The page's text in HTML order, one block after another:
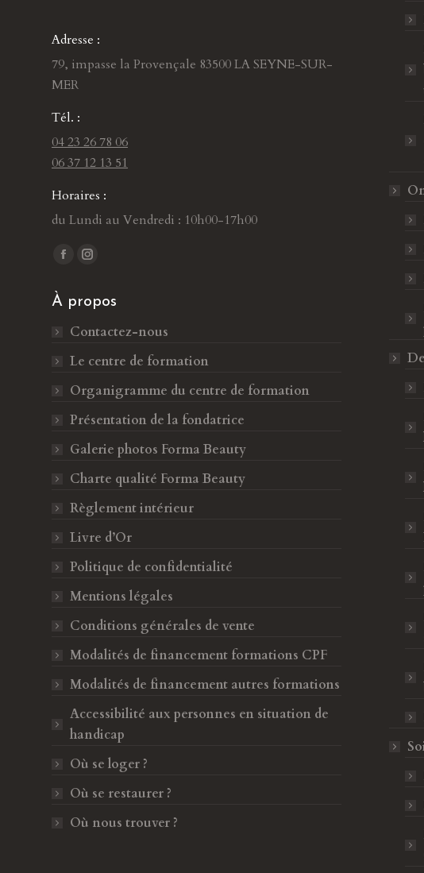
Adresse :
79, impasse la Provençale 83500 LA SEYNE-SUR-
MER
Tél. :
04 23 26 78 06
06 37 12 13 51
Horaires :
du Lundi au Vendredi : 10h00-17h00
Trouvez nous sur :
L
p
e
o
k
n
n
L
p
e
I
s
t
r
s
'
u
v
d
a
n
u
n
À propos
Contactez-nous
Le centre de formation
Organigramme du centre de formation
Présentation de la fondatrice
Galerie photos Forma Beauty
Charte qualité Forma Beauty
Règlement intérieur
Livre d’Or
Politique de confidentialité
Mentions légales
Conditions générales de vente
Modalités de financement formations CPF
Modalités de financement autres formations
Accessibilité aux personnes en situation de
handicap
Où se loger ?
Où se restaurer ?
Où nous trouver ?
Une excellente expérience chez Forma Beauty
! Sahbia est une formatrice très compétente
qui prend le temps d’expliquer chaque étape.
Une formation
chez Forma
toutes celles qui